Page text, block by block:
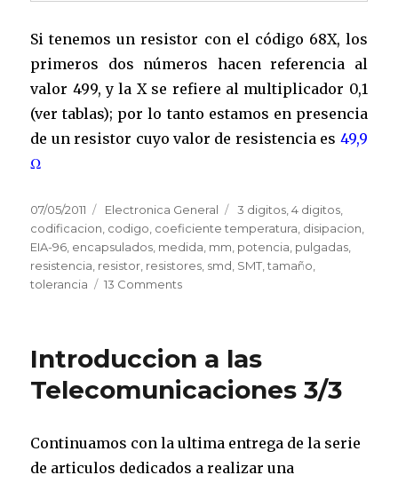
Si tenemos un resistor con el código 68X, los
primeros dos números hacen referencia al
valor 499, y la X se refiere al multiplicador 0,1
(ver tablas); por lo tanto estamos en presencia
de un resistor cuyo valor de resistencia es 49,9
Ω
Posted
on
07/05/2011 Categories
Electronica General Tags
3 digitos,4 digitos,
codificacion, codigo, coeficiente temperatura, disipacion,
EIA-96, encapsulados, medida, mm, potencia, pulgadas,
resistencia, resistor, resistores, smd, SMT,tamaño,
tolerancia
13 Comments
SMD
Introduccion a las
Telecomunicaciones 3/3
Continuamos con la ultima entrega de la serie
de articulos dedicados a realizar una